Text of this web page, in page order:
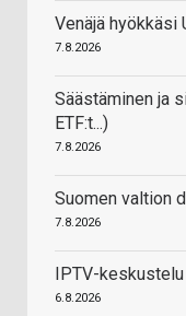
Venäjä hyökkäsi
7.8.2026
Säästäminen ja
ETF:t...)
7.8.2026
Suomen valtion
7.8.2026
IPTV-keskustelu
6.8.2026